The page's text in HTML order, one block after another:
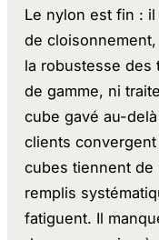
Le nylon est fin :
de
la robustesse des
de gamme, ni
cube gavé au-
clients
cubes tiennent de
remplis
fatiguent. Il